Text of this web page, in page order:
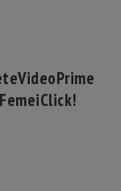
VideoPrime
Click!